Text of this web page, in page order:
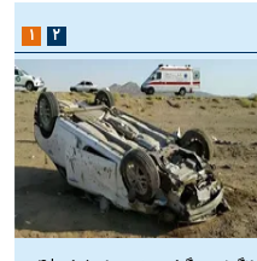
۱ ۲